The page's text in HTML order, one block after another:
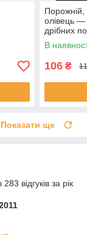
Порожній,
олівець —
дрібних
на авто 10
В
106 ₴
Показати ще
відгуків за рік